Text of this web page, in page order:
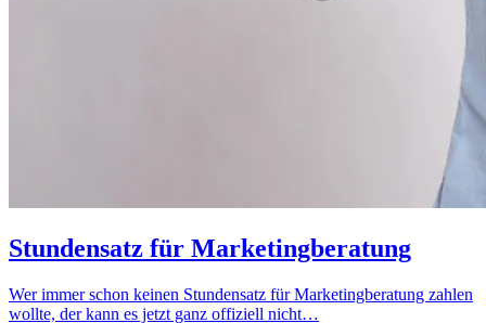
Stundensatz für Marketingberatung
Wer immer schon keinen Stundensatz für Marketingberatung zahlen
wollte, der kann es jetzt ganz offiziell nicht…